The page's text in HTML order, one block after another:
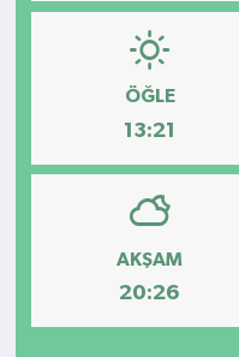
ÖĞLE
13:21
AKŞAM
20:26